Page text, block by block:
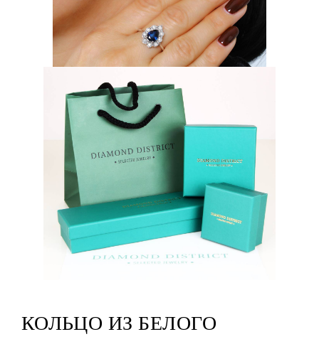
КОЛЬЦО ИЗ БЕЛОГО